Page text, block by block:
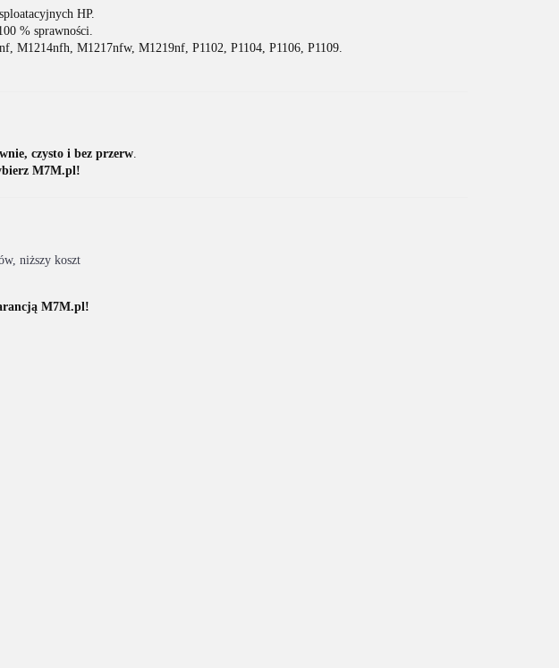
HP.
% sprawności.
M1214nfh, M1217nfw, M1219nf, P1102, P1104, P1106, P1109.
czysto i bez przerw.
M7M.pl!
niższy koszt
M7M.pl!